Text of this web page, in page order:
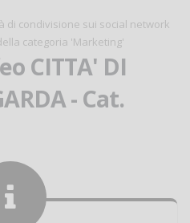
condivisione sui social network
categoria 'Marketing'
CITTA' DI
- Cat.